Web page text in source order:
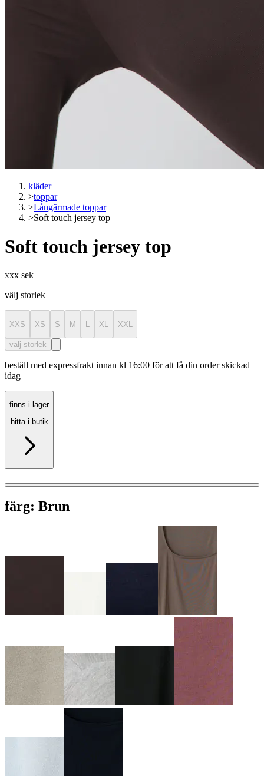
kläder
>toppar
>Långärmade toppar
>Soft touch jersey top
Soft touch jersey top
xxx sek
välj storlek
XXS XS S M XL XXL
välj storlek
beställ med expressfrakt innan kl 16:00 för att få din order skickad
idag
finns i lager
hitta i butik
färg: Brun